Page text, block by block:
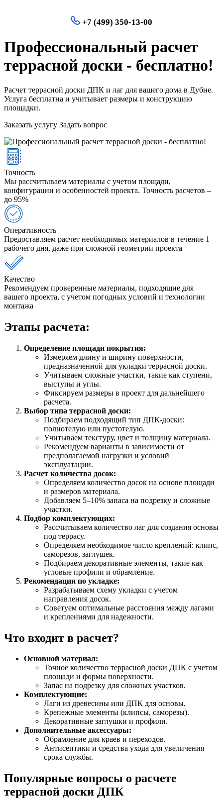
+7 (499) 350-13-00
Профессиональный расчет
террасной доски - бесплатно!
Расчет террасной доски ДПК и лаг для вашего дома в Дубне.
Услуга бесплатна и учитывает размеры и конструкцию
площадки.
Заказать услугу Задать вопрос
Точность
Мы рассчитываем материалы с учетом площади,
конфигурации и особенностей проекта. Точность расчетов –
до 95%
Оперативность
Предоставляем расчет необходимых материалов в течение 1
рабочего дня, даже при сложной геометрии проекта
Качество
Рекомендуем проверенные материалы, подходящие для
вашего проекта, с учетом погодных условий и технологии
монтажа
Этапы расчета:
Определение площади покрытия:
Измеряем длину и ширину поверхности,
предназначенной для укладки террасной доски.
Учитываем сложные участки, такие как ступени,
выступы и углы.
Фиксируем размеры в проект для дальнейшего
расчета.
Выбор типа террасной доски:
Подбираем подходящий тип ДПК-доски:
полнотелую или пустотелую.
Учитываем текстуру, цвет и толщину материала.
Рекомендуем варианты в зависимости от
предполагаемой нагрузки и условий
эксплуатации.
Расчет количества досок:
Определяем количество досок на основе площади
и размеров материала.
Добавляем 5–10% запаса на подрезку и сложные
участки.
Подбор комплектующих:
Рассчитываем количество лаг для создания основы
под террасу.
Определяем необходимое число креплений: клипс,
саморезов, заглушек.
Подбираем декоративные элементы, такие как
угловые профили и обрамление.
Рекомендации по укладке:
Разрабатываем схему укладки с учетом
направления досок.
Советуем оптимальные расстояния между лагами
и креплениями для надежности.
Что входит в расчет?
Основной материал:
Точное количество террасной доски ДПК с учетом
площади и формы поверхности.
Запас на подрезку для сложных участков.
Комплектующие:
Лаги из древесины или ДПК для основы.
Крепежные элементы (клипсы, саморезы).
Декоративные заглушки и профили.
Дополнительные аксессуары:
Обрамление для краев и переходов.
Антисептики и средства ухода для увеличения
срока службы.
Популярные вопросы о расчете
террасной доски ДПК